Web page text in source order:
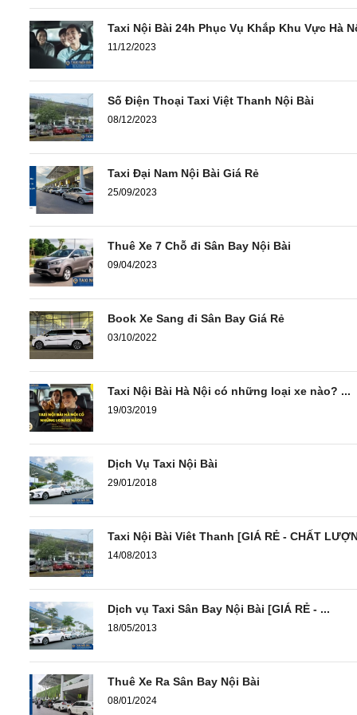
Taxi Nội Bài 24h Phục Vụ Khắp Khu Vực Hà
11/12/2023
Số Điện Thoại Taxi Việt Thanh Nội Bài
08/12/2023
Taxi Đại Nam Nội Bài Giá Rẻ
25/09/2023
Thuê Xe 7 Chỗ đi Sân Bay Nội Bài
09/04/2023
Book Xe Sang đi Sân Bay Giá Rẻ
03/10/2022
Taxi Nội Bài Hà Nội có những loại xe nào? ...
19/03/2019
Dịch Vụ Taxi Nội Bài
29/01/2018
Taxi Nội Bài Viêt Thanh [GIÁ RẺ - CHẤT
14/08/2013
Dịch vụ Taxi Sân Bay Nội Bài [GIÁ RẺ - ...
18/05/2013
Thuê Xe Ra Sân Bay Nội Bài
08/01/2024